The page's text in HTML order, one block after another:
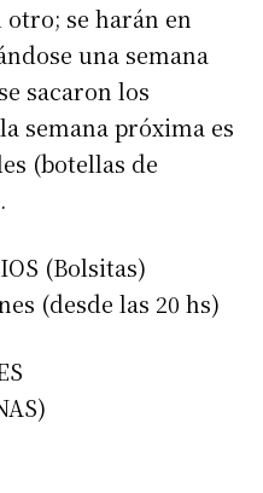
se harán en
una semana
sacaron los
semana próxima es
(botellas de
(Bolsitas)
(desde las 20 hs)